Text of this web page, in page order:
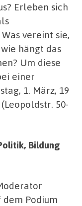
Erleben sich
vereint sie,
hängt das
Um diese
einer
1. März, 19
50-
Bildung
Podium